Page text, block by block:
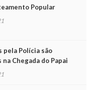
Popular
pela Polícia são
Chegada do Papai